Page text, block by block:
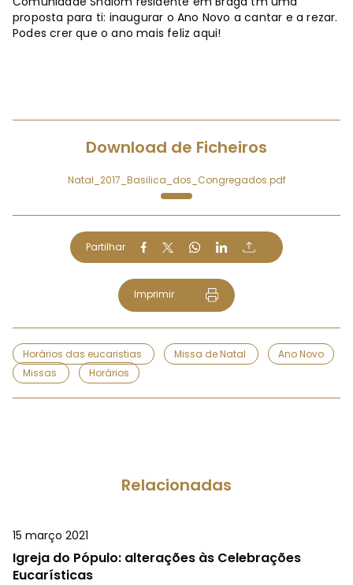
proposta para ti: inaugurar o Ano Novo a cantar e a rezar.
Podes crer que o ano mais feliz aqui!
Download de Ficheiros
Natal_2017_Basilica_dos_Congregados.pdf
Partilhar
Imprimir
Horários das eucaristias Missa de Natal
Ano Novo
Missas
Horários
Relacionadas
15 março 2021
Igreja do Pópulo: alterações às Celebrações
Eucarísticas